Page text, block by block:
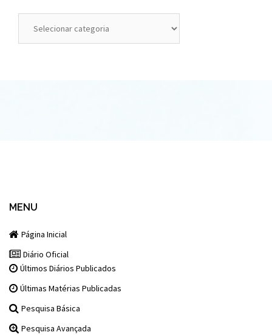
MENU
Página Inicial
Diário Oficial
Últimos Diários Publicados
Últimas Matérias Publicadas
Pesquisa Básica
Pesquisa Avançada